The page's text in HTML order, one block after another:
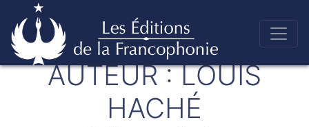
Skip
to Éditions de la francophonie
AUTEUR :LOUIS
HACHÉ